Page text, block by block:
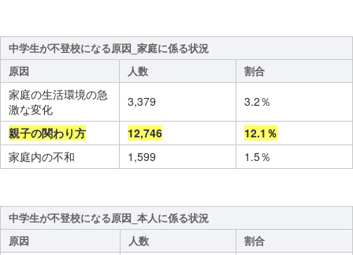
中学生が不登校になる原因_家庭に係る状況
原因
人数 割合
家庭の生活環境の急
激な変化
3,379
3.2％
親子の関わり方
12,746
12.1％
家庭内の不和
1,599 1.5％
中学生が不登校になる原因_本人に係る状況
原因
人数 割合